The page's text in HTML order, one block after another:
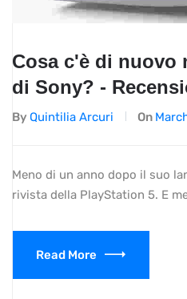
Cosa c'è di nuovo
di Sony? -
By Quintilia Arcuri On
Meno di un anno dopo il suo
rivista della PlayStation 5. E
Read More